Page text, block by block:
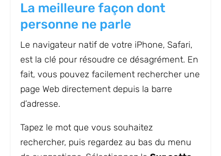
La meilleure façon dont
personne ne parle
Le navigateur natif de votre iPhone, Safari,
est la clé pour résoudre ce désagrément. En
fait, vous pouvez facilement rechercher une
page Web directement depuis la barre
d’adresse.
Tapez le mot que vous souhaitez
rechercher, puis regardez au bas du menu